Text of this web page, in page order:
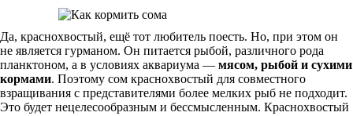
Да, краснохвостый, ещё тот любитель поесть. Но, при этом он
не является гурманом. Он питается рыбой, различного рода
планктоном, а в условиях аквариума — мясом, рыбой и сухими
кормами. Поэтому сом краснохвостый для совместного
взращивания с представителями более мелких рыб не подходит.
Это будет нецелесообразным и бессмысленным. Краснохвостый